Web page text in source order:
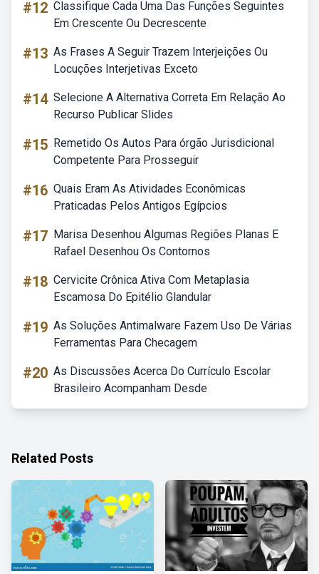
#12 Classifique Cada Uma Das Funções Seguintes
Em Crescente Ou Decrescente
#13 As Frases A Seguir Trazem Interjeições Ou
Locuções Interjetivas Exceto
#14 Selecione A Alternativa Correta Em Relação Ao
Recurso Publicar Slides
#15 Remetido Os Autos Para órgão Jurisdicional
Competente Para Prosseguir
#16 Quais Eram As Atividades Econômicas
Praticadas Pelos Antigos Egípcios
#17 Marisa Desenhou Algumas Regiões Planas E
Rafael Desenhou Os Contornos
#18 Cervicite Crônica Ativa Com Metaplasia
Escamosa Do Epitélio Glandular
#19 As Soluções Antimalware Fazem Uso De Várias
Ferramentas Para Checagem
#20 As Discussões Acerca Do Currículo Escolar
Brasileiro Acompanham Desde
Related Posts